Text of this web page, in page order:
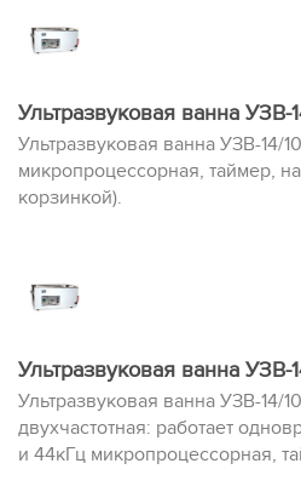
Ультразвуковая ванна
Ультразвуковая ванна УЗВ-14/
микропроцессорная, таймер,
корзинкой).
Ультразвуковая ванна
Ультразвуковая ванна УЗВ-14/
двухчастотная: работает
и 44кГц микропроцессорная,